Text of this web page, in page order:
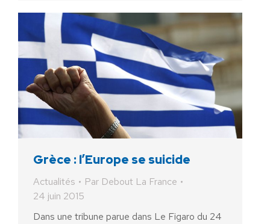
Grèce : l’Europe se suicide
Actualités Par Debout La France
24 juin 2015
Dans une tribune parue dans Le Figaro du 24